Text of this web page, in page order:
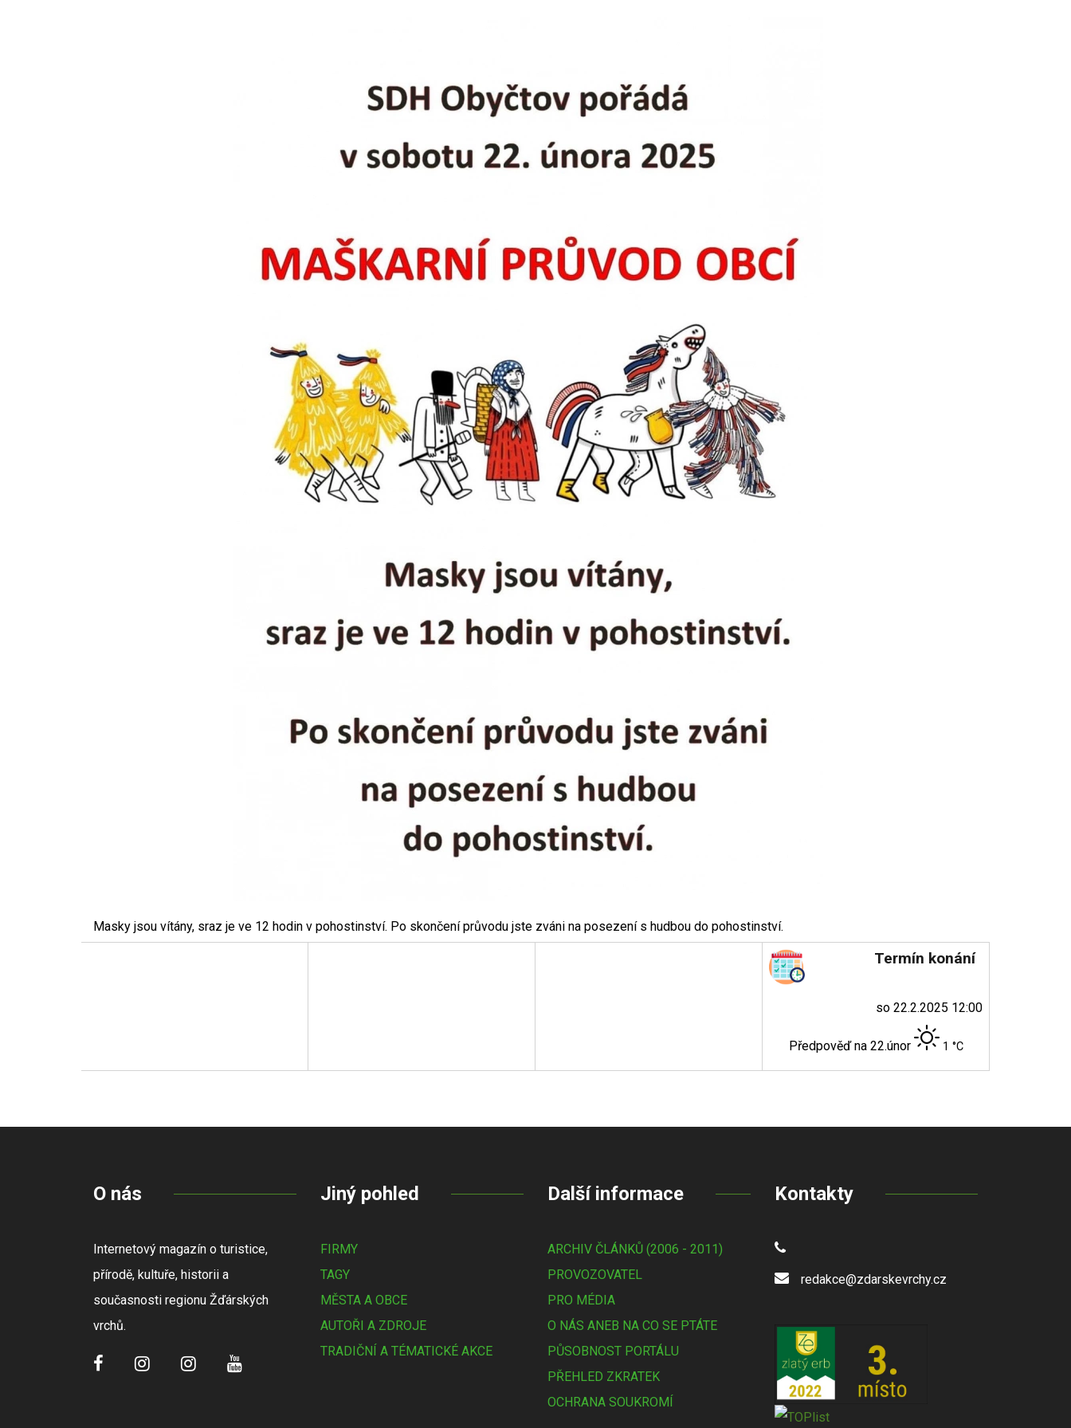
Masky jsou vítány, sraz je ve 12 hodin v pohostinství. Po skončení průvodu jste zváni na posezení s hudbou do pohostinství.
Termín konání
so 22.2.2025 12:00
Předpověď na 22.únor 1 °C
O nás
Internetový magazín o turistice,
přírodě, kultuře, historii a
současnosti regionu Žďárských
vrchů.
Jiný pohled
FIRMY
TAGY
MĚSTA A OBCE
AUTOŘI A ZDROJE
TRADIČNÍ A TÉMATICKÉ AKCE
Další informace
ARCHIV ČLÁNKŮ (2006 - 2011)
PROVOZOVATEL
PRO MÉDIA
O NÁS ANEB NA CO SE PTÁTE
PŮSOBNOST PORTÁLU
PŘEHLED ZKRATEK
OCHRANA SOUKROMÍ
Kontakty
redakce@zdarskevrchy.cz